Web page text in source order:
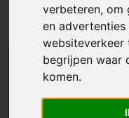
verbeteren, om
en
websiteverkeer
begrijpen waar
komen.
We
Maak hier een